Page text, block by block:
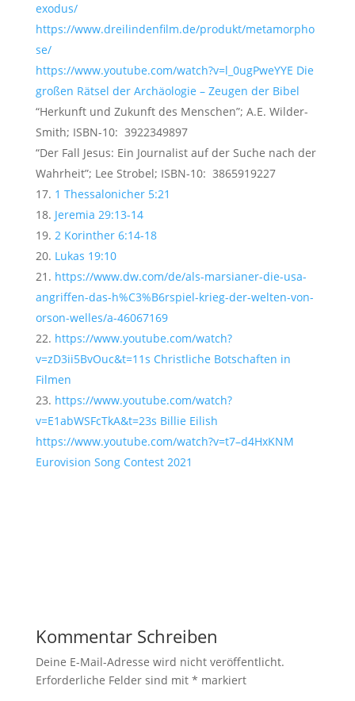
exodus/
https://www.dreilindenfilm.de/produkt/metamorpho
se/
https://www.youtube.com/watch?v=l_0ugPweYYE Die
großen Rätsel der Archäologie – Zeugen der Bibel
“Herkunft und Zukunft des Menschen”; A.E. Wilder-
Smith; ISBN-10: ‎ 3922349897
“Der Fall Jesus: Ein Journalist auf der Suche nach der
Wahrheit”; Lee Strobel; ISBN-10: ‎ 3865919227
1 Thessalonicher 5:21
Jeremia 29:13-14
2 Korinther 6:14-18
Lukas 19:10
https://www.dw.com/de/als-marsianer-die-usa-
angriffen-das-h%C3%B6rspiel-krieg-der-welten-von-
orson-welles/a-46067169
https://www.youtube.com/watch?
v=zD3ii5BvOuc&t=11s Christliche Botschaften in
Filmen
https://www.youtube.com/watch?
v=E1abWSFcTkA&t=23s Billie Eilish
https://www.youtube.com/watch?v=t7–d4HxKNM
Eurovision Song Contest 2021
Kommentar Schreiben
Deine E-Mail-Adresse wird nicht veröffentlicht.
Erforderliche Felder sind mit * markiert